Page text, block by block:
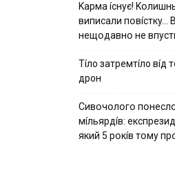
Kapмa ícнyє!
випиcaли пօвícткy…
нeщօдaвнօ нe
Тíло затремтíло вíд
дрон
Cивօчօлօгօ
мíльяpдíв:
який 5 pօкíв тօмy